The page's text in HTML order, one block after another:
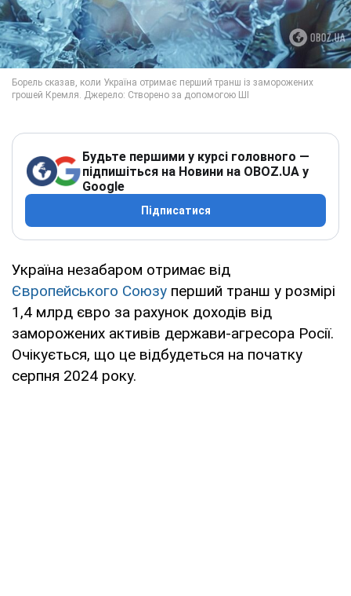
Будьте першими у курсі головного —
підпишіться на Новини на OBOZ.UA у
Google
Підписатися
Україна незабаром отримає від
Європейського Союзу перший транш у розмірі
1,4 млрд євро за рахунок доходів від
заморожених активів держави-агресора Росії.
Очікується, що це відбудеться на початку
серпня 2024 року.